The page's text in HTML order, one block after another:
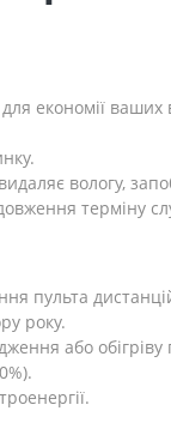
економії ваших
вологу,
терміну
пульта
року.
або